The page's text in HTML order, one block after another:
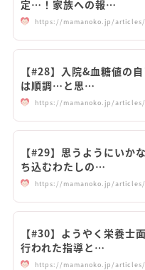
定…！家族への報…
https://mamanoko.jp/articles/
【#28】入院&血糖値の
は順調…と思…
https://mamanoko.jp/articles/
【#29】思うようにいか
ち込むわたしの…
https://mamanoko.jp/articles/
【#30】ようやく栄養士
行われた指導と…
https://mamanoko.jp/articles/